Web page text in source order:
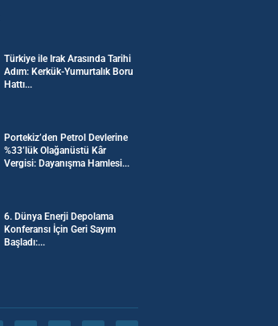
Türkiye ile Irak Arasında Tarihi
Adım: Kerkük-Yumurtalık Boru
Hattı...
Portekiz’den Petrol Devlerine
%33’lük Olağanüstü Kâr
Vergisi: Dayanışma Hamlesi...
6. Dünya Enerji Depolama
Konferansı İçin Geri Sayım
Başladı:...